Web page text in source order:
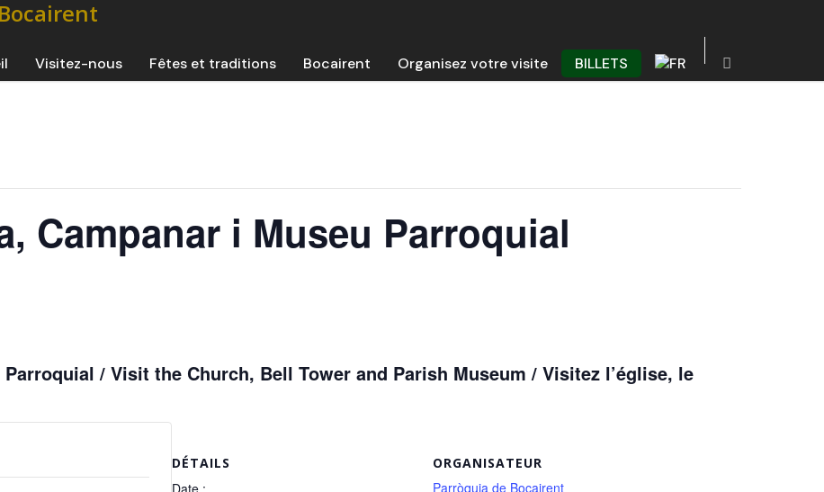
Visitez-nous Fêtes et traditions Bocairent Organisez votre visite BILLETS
Campanar i Museu Parroquial
/ Visit the Church, Bell Tower and Parish Museum / Visitez l’église, le
DÉTAILS
Date :
ORGANISATEUR
Parròquia de Bocairent